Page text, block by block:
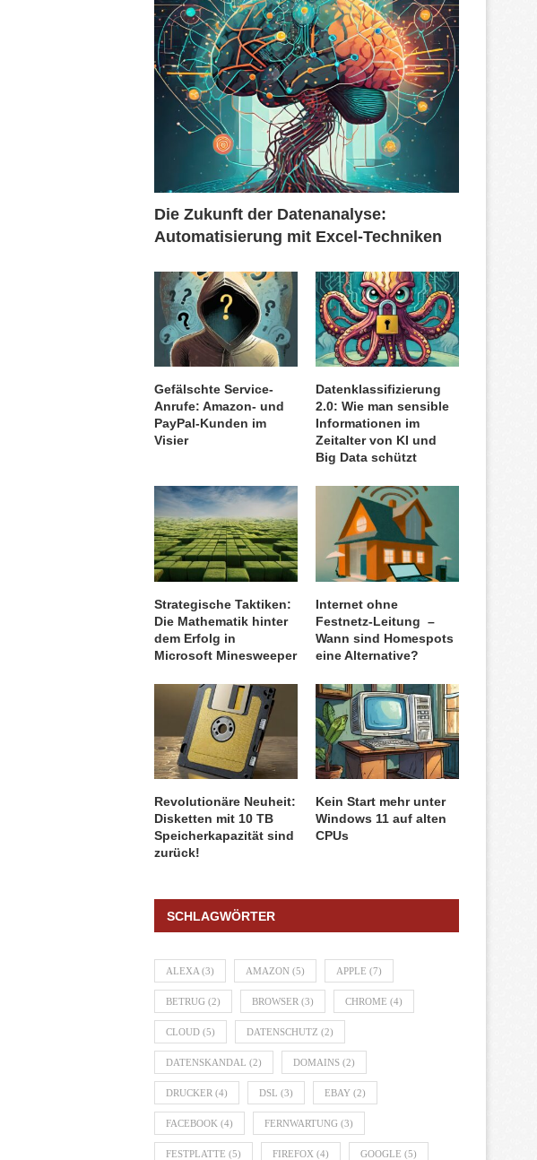
Die Zukunft der Datenanalyse:
Automatisierung mit Excel-Techniken
Gefälschte Service-
Anrufe: Amazon- und
PayPal-Kunden im
Visier
Datenklassifizierung
2.0: Wie man sensible
Informationen im
Zeitalter von KI und
Big Data schützt
Strategische Taktiken:
Die Mathematik hinter
dem Erfolg in
Microsoft Minesweeper
Internet ohne
Festnetz-Leitung –
Wann sind Homespots
eine Alternative?
Revolutionäre Neuheit:
Disketten mit 10 TB
Speicherkapazität sind
zurück!
Kein Start mehr unter
Windows 11 auf alten
CPUs
SCHLAGWÖRTER
ALEXA (3) AMAZON (5) APPLE (7)
BETRUG (2) BROWSER (3) CHROME (4)
CLOUD (5) DATENSCHUTZ (2)
DATENSKANDAL (2) DOMAINS (2)
DRUCKER (4) DSL (3) EBAY (2)
FACEBOOK (4) FERNWARTUNG (3)
FESTPLATTE (5) FIREFOX (4) GOOGLE (5)